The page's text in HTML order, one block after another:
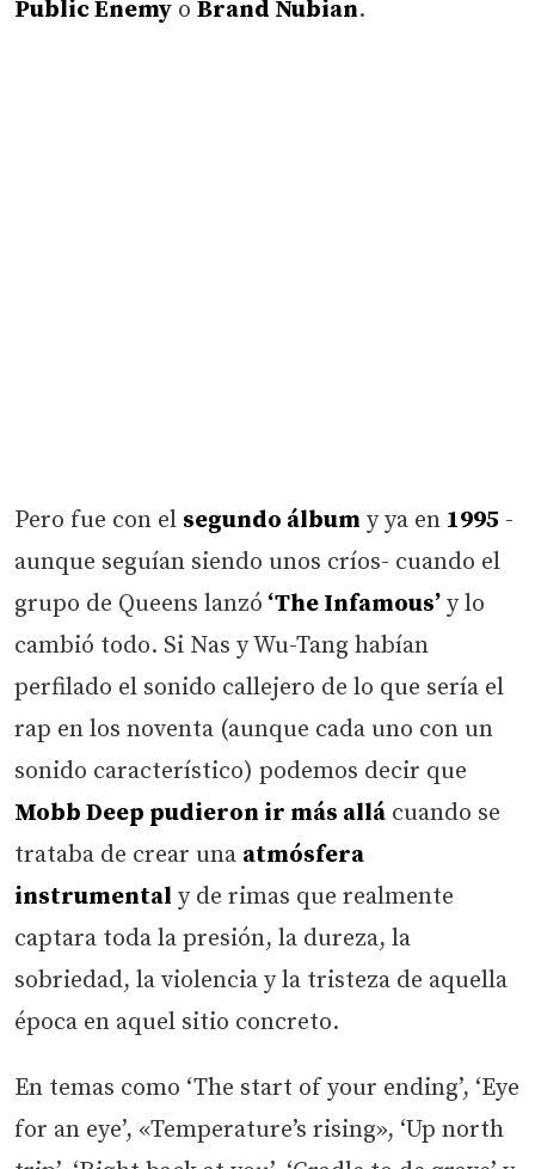
Public Enemy o Brand Nubian.
Pero fue con el segundo álbum y ya en 1995 -
aunque seguían siendo unos críos- cuando el
grupo de Queens lanzó ‘The Infamous’ y lo
cambió todo. Si Nas y Wu-Tang habían
perfilado el sonido callejero de lo que sería el
rap en los noventa (aunque cada uno con un
sonido característico) podemos decir que
Mobb Deep pudieron ir más allá cuando se
trataba de crear una atmósfera
instrumental y de rimas que realmente
captara toda la presión, la dureza, la
sobriedad, la violencia y la tristeza de aquella
época en aquel sitio concreto.
En temas como ‘The start of your ending’, ‘Eye
for an eye’, «Temperature’s rising», ‘Up north